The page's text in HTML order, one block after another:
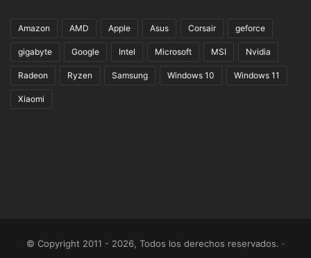
Amazon AMD Apple Asus Corsair geforce
gigabyte Google Intel Microsoft MSI Nvidia
Radeon Ryzen Samsung Windows 10 Windows 11
Xiaomi
© Copyright 2011 - 2026, Todos los derechos reservados. ·